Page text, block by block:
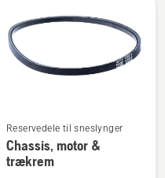
flere
detaljer
om
Reservedele til sneslynger
Chassis, motor &
trækrem